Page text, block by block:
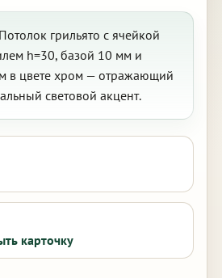
грильято с ячейкой
h=30, базой 10 мм и
в цвете хром — отражающий
световой акцент.
карточку